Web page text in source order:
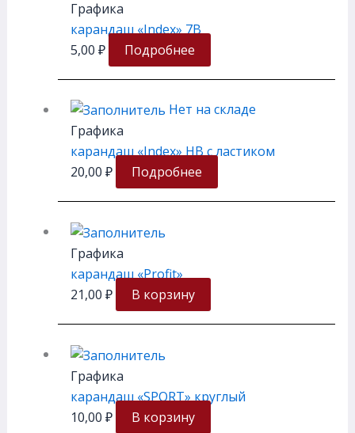
Графика
карандаш «Index» 7B
5,00 ₽ Подробнее
Нет на складе
Графика
карандаш «Index» HB с ластиком
20,00 ₽ Подробнее
Графика
карандаш «Profit»
21,00 ₽ В корзину
Графика
карандаш «SPORT» круглый
10,00 ₽ В корзину